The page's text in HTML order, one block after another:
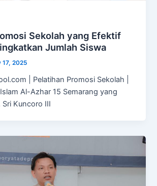
Sekolah yang Efektif
Jumlah Siswa
17, 2025
| Pelatihan Promosi Sekolah |
Al-Azhar 15 Semarang yang
Kuncoro III